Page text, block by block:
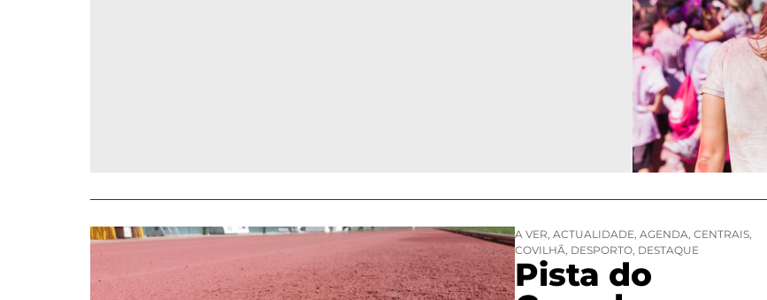
A VER, ACTUALIDADE, AGENDA, CENTRAIS,
COVILHÃ, DESPORTO, DESTAQUE
Pista do